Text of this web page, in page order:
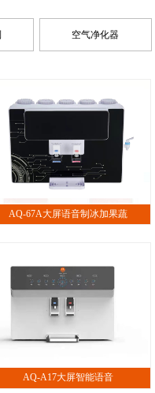
空气净化器
AQ-67A大屏语音制冰加果蔬
AQ-A17大屏智能语音